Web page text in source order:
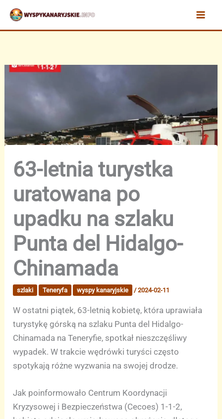
Przejdź
treści
63-letnia turystka
uratowana po
upadku na szlaku
Punta del Hidalgo-
Chinamada
szlaki Teneryfa wyspy kanaryjskie /2024-02-11
W ostatni piątek, 63-letnią kobietę, która uprawiała
turystykę górską na szlaku Punta del Hidalgo-
Chinamada na Teneryfie, spotkał nieszczęśliwy
wypadek. W trakcie wędrówki turyści często
spotykają różne wyzwania na swojej drodze.
Jak poinformowało Centrum Koordynacji
Kryzysowej i Bezpieczeństwa (Cecoes) 1-1-2,